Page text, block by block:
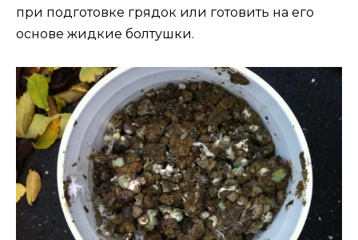
при подготовке грядок или готовить на его
основе жидкие болтушки.